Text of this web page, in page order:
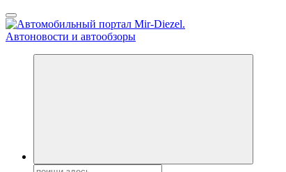
Перейти
к
содержанию
Справочник автомобилиста. Обзор новинок популярных
Поиск: